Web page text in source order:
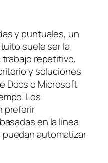
y puntuales, un
suele ser la
trabajo repetitivo,
y soluciones
Docs o Microsoft
Los
preferir
en la línea
puedan automatizar